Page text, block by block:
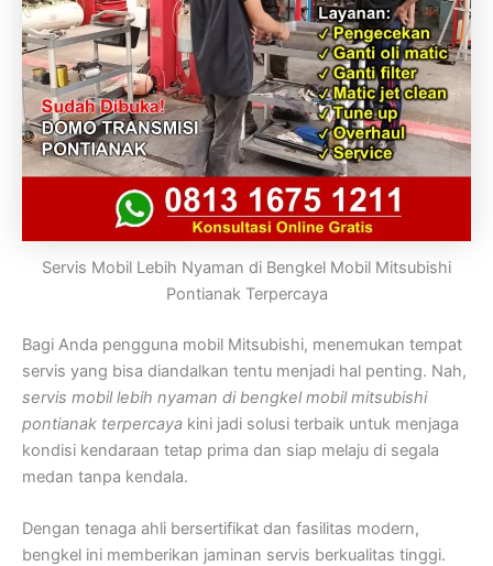
Servis Mobil Lebih Nyaman di Bengkel Mobil Mitsubishi
Pontianak Terpercaya
Bagi Anda pengguna mobil Mitsubishi, menemukan tempat
servis yang bisa diandalkan tentu menjadi hal penting. Nah,
servis mobil lebih nyaman di bengkel mobil mitsubishi
pontianak terpercaya kini jadi solusi terbaik untuk menjaga
kondisi kendaraan tetap prima dan siap melaju di segala
medan tanpa kendala.
Dengan tenaga ahli bersertifikat dan fasilitas modern,
bengkel ini memberikan jaminan servis berkualitas tinggi.